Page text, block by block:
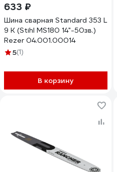
633 ₽
Шина сварная Standard 353 L
9 K (Stihl MS180 14"-50зв.)
Rezer 04.001.00014
5(1)
В корзину